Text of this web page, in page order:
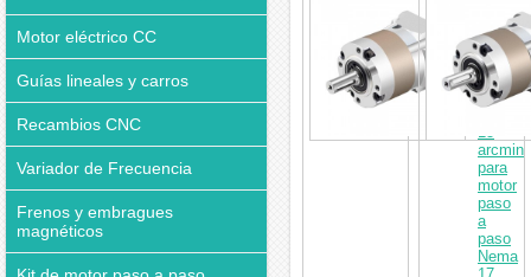
Motor eléctrico CC
Guías lineales y carros
Recambios CNC
Variador de Frecuencia
Frenos y embragues
magnéticos
serie
TQEG
5:1
15
arcmin
para
motor
paso
a
paso
Nema